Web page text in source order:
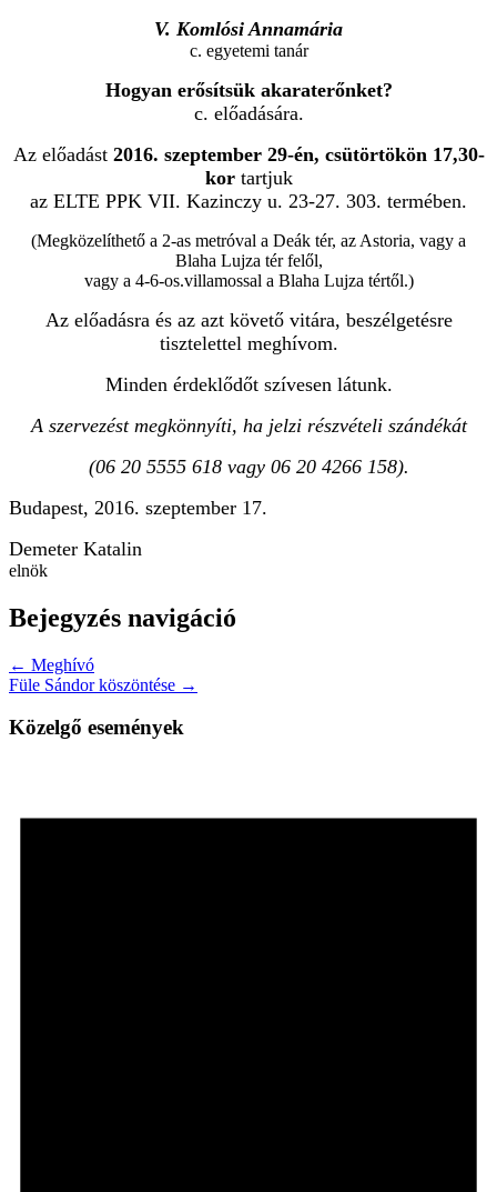
V. Komlósi Annamária
c. egyetemi tanár
Hogyan erősítsük akaraterőnket?
c. előadására.
Az előadást 2016. szeptember 29-én, csütörtökön 17,30-
kortartjuk
az ELTE PPK VII. Kazinczy u. 23-27. 303. termében.
(Megközelíthető a 2-as metróval a Deák tér, az Astoria, vagy a
Blaha Lujza tér felől,
vagy a 4-6-os.villamossal a Blaha Lujza tértől.)
Az előadásra és az azt követő vitára, beszélgetésre
tisztelettel meghívom.
Minden érdeklődőt szívesen látunk.
A szervezést megkönnyíti, ha jelzi részvételi szándékát
(06 20 5555 618 vagy 06 20 4266 158).
Budapest, 2016. szeptember 17.
Demeter Katalin
elnök
Bejegyzés navigáció
← Meghívó
Füle Sándor köszöntése →
Közelgő események